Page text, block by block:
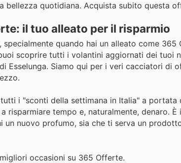
quotidiana. Acquista subito questa
il tuo alleato per il risparmio
quando hai un alleato come 365
scoprire tutti i volantini aggiornati dei tuoi
Esselunga. Siamo qui per i veri cacciatori di
i "sconti della settimana in Italia" a portata
risparmiare tempo e, naturalmente, denaro.
un nuovo profumo, sia che ti serva un
occasioni su 365 Offerte.